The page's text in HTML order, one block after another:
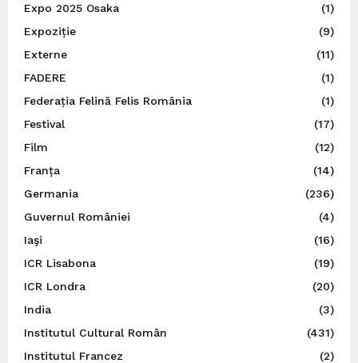
Expo 2025 Osaka
(1)
Expoziție
(9)
Externe
(11)
FADERE
(1)
Federația Felină Felis România
(1)
Festival
(17)
Film
(12)
Franța
(14)
Germania
(236)
Guvernul României
(4)
Iaşi
(16)
ICR Lisabona
(19)
ICR Londra
(20)
India
(3)
Institutul Cultural Român
(431)
Institutul Francez
(2)